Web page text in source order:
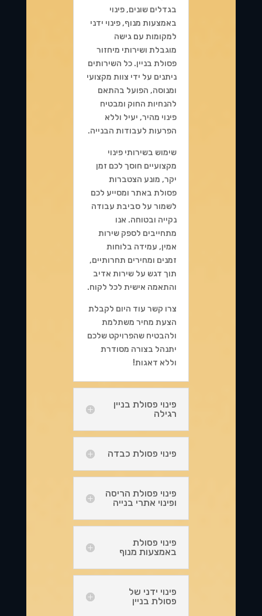
בגדלים שונים, פינוי
באמצעות מנוף, פינוי ידני
למקומות עם גישה
מוגבלת ושירותי מיחזור
פסולת בניין. כל השירותים
ניתנים על ידי צוות מקצועי
ומנוסה, הפועל בהתאם
להנחיות החוק ומבטיח
פינוי מהיר, יעיל וללא
הפרעות לעבודות הבנייה.
שימוש בשירותי פינוי
מקצועיים חוסך לכם זמן
יקר, מונע הצטברות
פסולת באתר ומסייע לכם
לשמור על סביבת עבודה
נקייה ובטוחה. אנו
מתחייבים לספק שירות
אמין, עמידה בלוחות
זמנים ומחירים תחרותיים,
תוך דגש על שירות אדיב
והתאמה אישית לכל לקוח.
צרו קשר עוד היום לקבלת
הצעת מחיר משתלמת
ולהבטיח שהפרויקט שלכם
יתנהל בצורה מסודרת
וללא דאגות!
פינוי פסולת בניין
רגילה
פינוי פסולת כבדה
פינוי פסולת הריסה
ופינוי אתרי בנייה
פינוי פסולת
באמצעות מנוף
פינוי ידני של
פסולת בניין